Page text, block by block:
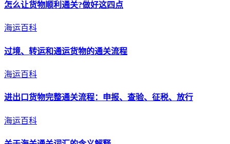
怎么让货物顺利 通关?做好这四点
海运百科
过境、转运和通运货物的通关流程
海运百科
进出口货物完整通关流程：申报、查验、征税、放行
海运百科